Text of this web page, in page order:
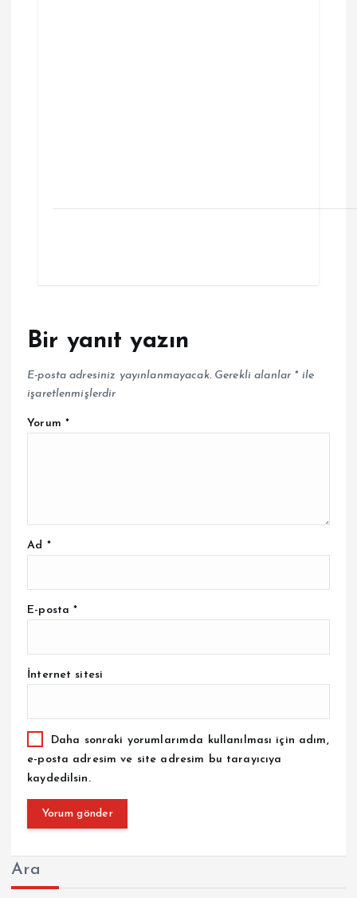
Bir yanıt yazın
E-posta adresiniz yayınlanmayacak. Gerekli alanlar *ile
işaretlenmişlerdir
Yorum *
Ad *
E-posta*
İnternet sitesi
Daha sonraki yorumlarımda kullanılması için adım,
e-posta adresim ve site adresim bu tarayıcıya
kaydedilsin.
Ara